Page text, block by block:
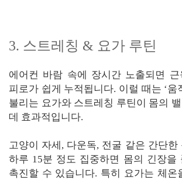
3. 스트레칭 & 요가 루틴
에어컨 바람 속에 장시간 노출되면 근
피로가 쉽게 누적됩니다. 이럴 때는 ‘움
불리는 요가와 스트레칭 루틴이 몸의
데 효과적입니다.
고양이 자세, 다운독, 전굴 같은 간단한
하루 15분 정도 집중하면 몸의 긴장을
촉진할 수 있습니다. 특히 요가는 체온